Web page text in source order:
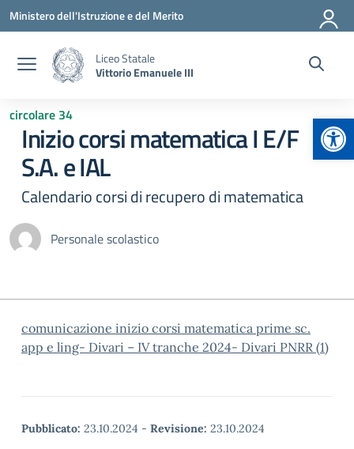
Vai ai contenuti
Vai al menu di navigazione
Vai al footer
Ministero dell'Istruzione e del Merito
Liceo Statale
Vittorio Emanuele III
circolare 34
Inizio corsi matematica I E/F
S.A. e IAL
Calendario corsi di recupero di matematica
Personale scolastico
comunicazione inizio corsi matematica prime sc.
app e ling- Divari – IV tranche 2024- Divari PNRR (1)
Pubblicato: 23.10.2024 - Revisione: 23.10.2024